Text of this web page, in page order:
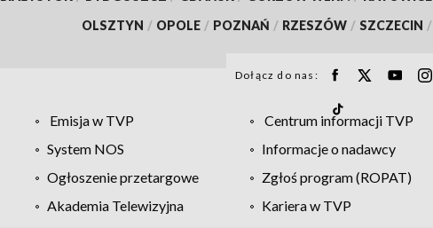
OLSZTYN / OPOLE / POZNAŃ / RZESZÓW / SZCZECIN /
Dołącz do nas:
Emisja w TVP Centrum informacji TVP
System NOS Informacje o nadawcy
Ogłoszenie przetargowe Zgłoś program (ROPAT)
Akademia Telewizyjna Kariera w TVP